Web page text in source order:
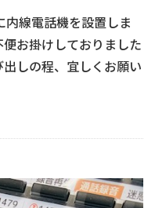
線電話機を設置しま
お掛けしておりました
しの程、宜しくお願い